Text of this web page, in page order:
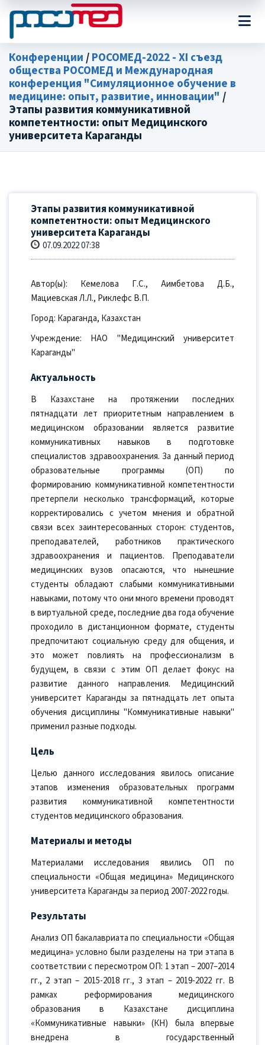
Конференции/РОСОМЕД-2022 - XI съезд
общества РОСОМЕД и Международная
конференция "Симуляционное обучение в
медицине: опыт, развитие, инновации" /
Этапы развития коммуникативной
компетентности: опыт Медицинского
университета Караганды
Этапы развития коммуникативной
компетентности: опыт Медицинского
университета Караганды
07.09.2022 07:38
Автор(ы): Кемелова Г.С., Аимбетова Д.Б.,
Мациевская Л.Л., Риклефс В.П.
Город: Караганда, Казахстан
Учреждение: НАО "Медицинский университет
Караганды"
Актуальность
В Казахстане на протяжении последних
пятнадцати лет приоритетным направлением в
медицинском образовании является развитие
коммуникативных навыков в подготовке
специалистов здравоохранения. За данный период
образовательные программы (ОП) по
формированию коммуникативной компетентности
претерпели несколько трансформаций, которые
корректировались с учетом мнения и обратной
связи всех заинтересованных сторон: студентов,
преподавателей, работников практического
здравоохранения и пациентов. Преподаватели
медицинских вузов опасаются, что нынешние
студенты обладают слабыми коммуникативными
навыками, потому что они много времени проводят
в виртуальной среде, последние два года обучение
проходило в дистанционном формате, студенты
предпочитают социальную среду для общения, и
это может повлиять на профессионализм в
будущем, в связи с этим ОП делает фокус на
развитие данного направления. Медицинский
университет Караганды за пятнадцать лет опыта
обучения дисциплины "Коммуникативные навыки"
применил разные подходы.
Цель
Целью данного исследования явилось описание
этапов изменения образовательных программ
развития коммуникативной компетентности
студентов медицинского образования.
Материалы и методы
Материалами исследования явились ОП по
специальности «Общая медицина» Медицинского
университета Караганды за период 2007-2022 годы.
Результаты
Анализ ОП бакалавриата по специальности «Общая
медицина» условно были разделены на три этапа в
соответствии с пересмотром ОП: 1 этап – 2007–2014
гг., 2 этап – 2015-2018 гг., 3 этап – 2019-2022 гг. В
рамках реформирования медицинского
образования в Казахстане дисциплина
«Коммуникативные навыки» (КН) была впервые
внедрена в государственный